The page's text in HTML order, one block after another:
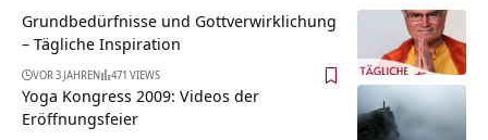
Grundbedürfnisse und Gottverwirklichung
– Tägliche Inspiration
VOR 3 JAHREN 471 VIEWS
Yoga Kongress 2009: Videos der
Eröffnungsfeier